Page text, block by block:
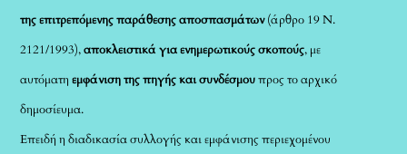
της επιτρεπόμενης παράθεσης αποσπασμάτων(άρθρο 19 Ν.
2121/1993),αποκλειστικά για ενημερωτικούς σκοπούς, με
αυτόματηεμφάνιση της πηγής και συνδέσμουπρος το αρχικό
δημοσίευμα.
Επειδή η διαδικασία συλλογής και εμφάνισης περιεχομένου